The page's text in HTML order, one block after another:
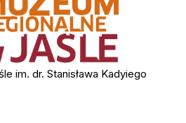
im. dr. Stanisława Kadyiego